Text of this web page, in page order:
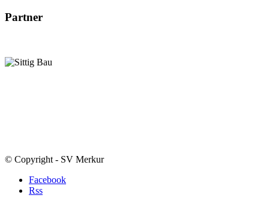
Partner
© Copyright - SV Merkur
Facebook
Rss